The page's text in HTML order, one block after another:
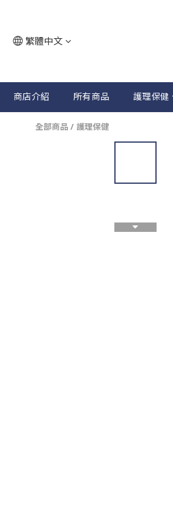
繁體中文
商店介紹 所有商品 護理保健
全部商品 / 護理保健